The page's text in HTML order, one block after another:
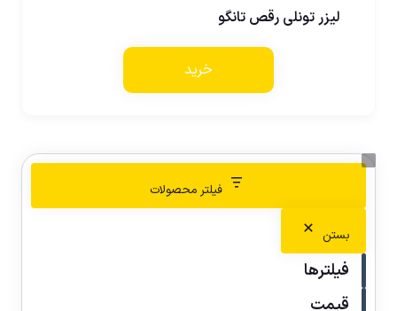
لیزر تونلی رقص تانگو
خرید
فیلتر محصولات
بستن
فیلترها
قیمت